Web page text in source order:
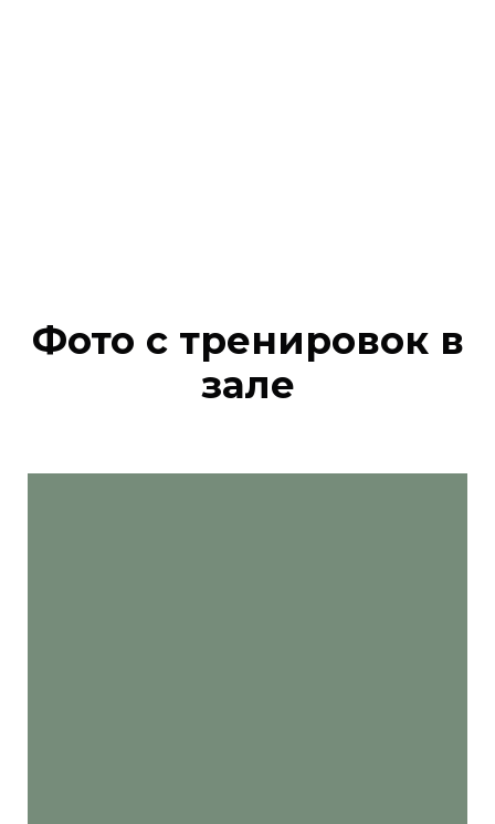
Фото с тренировок в
зале